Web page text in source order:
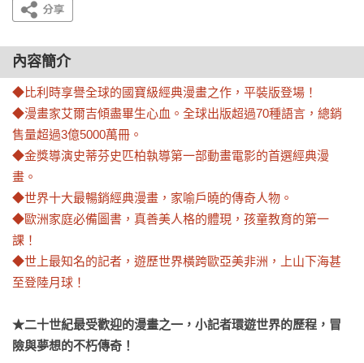
內容簡介
◆比利時享譽全球的國寶級經典漫畫之作，平裝版登場！
◆漫畫家艾爾吉傾盡畢生心血。全球出版超過70種語言，總銷
售量超過3億5000萬冊。
◆金獎導演史蒂芬史匹柏執導第一部動畫電影的首選經典漫
畫。
◆世界十大最暢銷經典漫畫，家喻戶曉的傳奇人物。
◆歐洲家庭必備圖書，真善美人格的體現，孩童教育的第一
課！
◆世上最知名的記者，遊歷世界橫跨歐亞美非洲，上山下海甚
至登陸月球！
★二十世紀最受歡迎的漫畫之一，小記者環遊世界的歷程，冒
險與夢想的不朽傳奇！